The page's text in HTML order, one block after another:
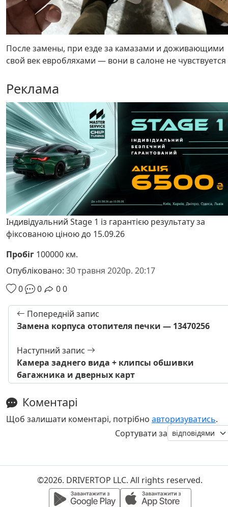
После замены, при езде за камазами и доживающими
свой век евробляхами — вони в салоне не чувствуется
Реклама
Індивідуальний Stage 1 із гарантією результату за
фіксованою ціною до 15.09.26
Пробіг 100000 км.
Опубліковано: 30 травня 2020р. 20:17
0
0 00
Попередній запис
Замена корпуса отопителя печки — 13470256
Наступний запис
Камера заднего вида + клипсы обшивки
багажника и дверных карт
Коментарі
Щоб залишати коментарі, потрібно авторизуватись.
Сортувати за
©2026. DRIVERTOP LLC. All rights reserved.